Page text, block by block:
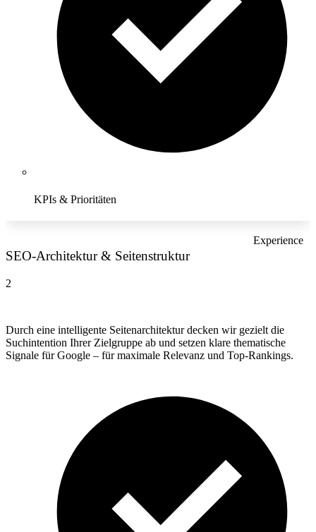
KPIs & Prioritäten
Experience
SEO-Architektur & Seitenstruktur
2
Durch eine intelligente Seitenarchitektur decken wir gezielt die
Suchintention Ihrer Zielgruppe ab und setzen klare thematische
Signale für Google – für maximale Relevanz und Top-Rankings.